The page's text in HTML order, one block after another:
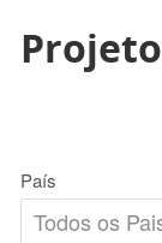
País